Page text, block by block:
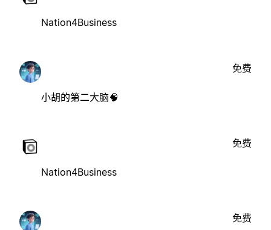
Nation4Business
小胡的第二大脑🧠
免费
Nation4Business
免费
免费